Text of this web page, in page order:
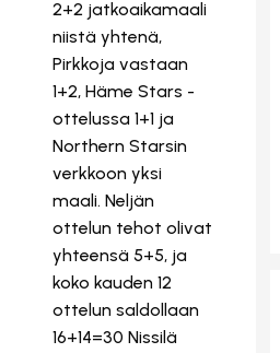
2+2 jatkoaikamaali
niistä yhtenä,
Pirkkoja vastaan
1+2, Häme Stars -
ottelussa 1+1 ja
Northern Starsin
verkkoon yksi
maali. Neljän
ottelun tehot olivat
yhteensä 5+5, ja
koko kauden 12
ottelun saldollaan
16+14=30 Nissilä